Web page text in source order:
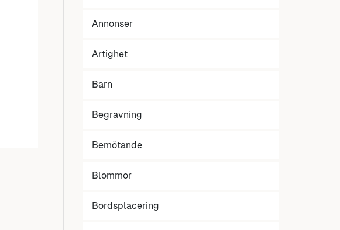
Annonser
Artighet
Barn
Begravning
Bemötande
Blommor
Bordsplacering